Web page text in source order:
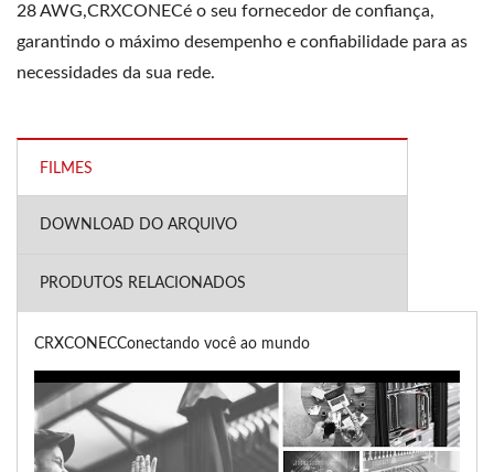
28 AWG,CRXCONECé o seu fornecedor de confiança,
garantindo o máximo desempenho e confiabilidade para as
necessidades da sua rede.
FILMES
DOWNLOAD DO ARQUIVO
PRODUTOS RELACIONADOS
CRXCONECConectando você ao mundo